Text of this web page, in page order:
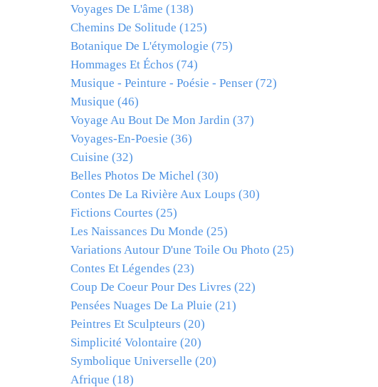
Voyages De L'âme (138)
Chemins De Solitude (125)
Botanique De L'étymologie (75)
Hommages Et Échos (74)
Musique - Peinture - Poésie - Penser (72)
Musique (46)
Voyage Au Bout De Mon Jardin (37)
Voyages-En-Poesie (36)
Cuisine (32)
Belles Photos De Michel (30)
Contes De La Rivière Aux Loups (30)
Fictions Courtes (25)
Les Naissances Du Monde (25)
Variations Autour D'une Toile Ou Photo (25)
Contes Et Légendes (23)
Coup De Coeur Pour Des Livres (22)
Pensées Nuages De La Pluie (21)
Peintres Et Sculpteurs (20)
Simplicité Volontaire (20)
Symbolique Universelle (20)
Afrique (18)